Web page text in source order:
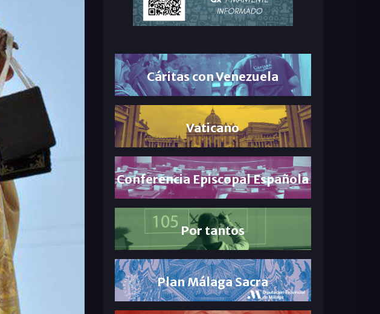
Cáritas con Venezuela
Vaticano
Conferencia Episcopal Española
Por tantos
Plan Málaga Sacra